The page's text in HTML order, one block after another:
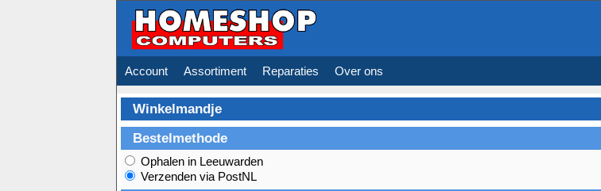
Account Assortiment Reparaties Over ons
Winkelmandje
Bestelmethode
Ophalen in Leeuwarden
Verzenden via PostNL